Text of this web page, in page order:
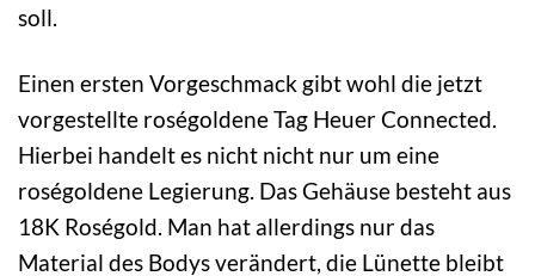
soll.
Einen ersten Vorgeschmack gibt wohl die jetzt
vorgestellte roségoldene Tag Heuer Connected.
Hierbei handelt es nicht nicht nur um eine
roségoldene Legierung. Das Gehäuse besteht aus
18K Roségold. Man hat allerdings nur das
Material des Bodys verändert, die Lünette bleibt